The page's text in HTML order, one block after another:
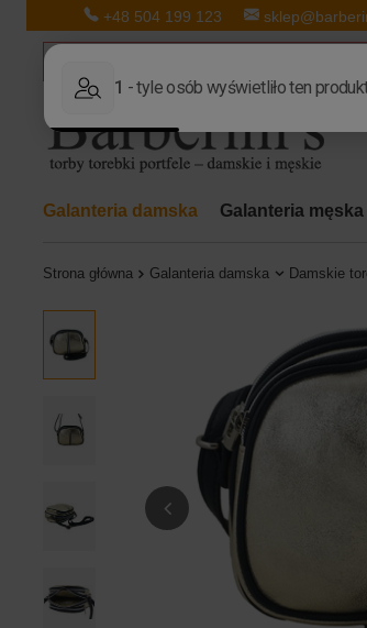
+48 504 199 123
Galanteria damska Galanteria męska
Strona główna Galanteria damska Damskie